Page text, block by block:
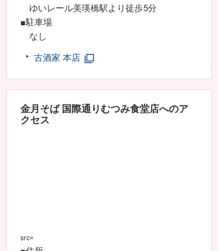
ゆいレール美瑛橋駅より徒歩5分
■駐車場
なし
古酒家 本店
金月そば 国際通りむつみ食堂店へのア
クセス
src=